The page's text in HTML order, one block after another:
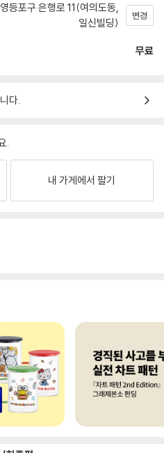
등포구 은행로 11(여의도동,
일신빌딩)
변경
무료
다.
.
내 가게에서 팔기